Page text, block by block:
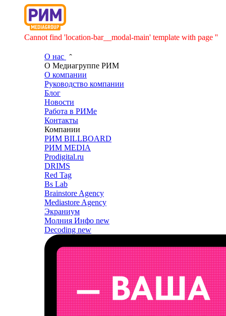
Cannot find 'location-bar__modal-main' template with page ''
О нас
О Медиагруппе РИМ
О компании
Руководство компании
Блог
Новости
Работа в РИМе
Контакты
Компании
РИМ BILLBOARD
РИМ MEDIA
Prodigital.ru
DRIMS
Red Tag
Bs Lab
Brainstore Agency
Mediastore Agency
Экраниум
Молния Инфо new
Decoding new